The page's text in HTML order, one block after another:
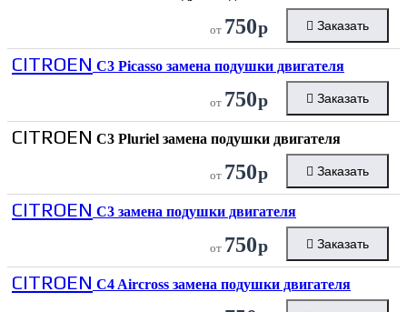
от 750р Заказать
CITROEN C3 Picasso замена подушки двигателя
от 750р Заказать
CITROEN C3 Pluriel замена подушки двигателя
от 750р Заказать
CITROEN C3 замена подушки двигателя
от 750р Заказать
CITROEN C4 Aircross замена подушки двигателя